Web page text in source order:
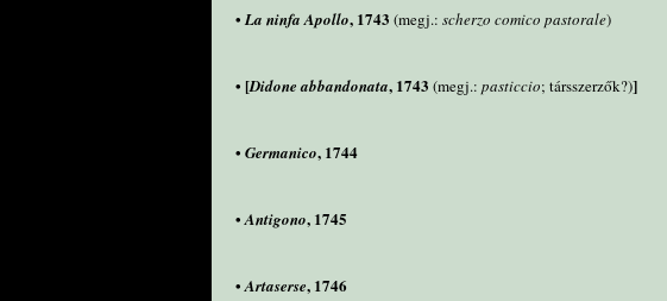
•La ninfa Apollo, 1743 (megj.: scherzo comico pastorale)
• [Didone abbandonata, 1743 (megj.: pasticcio; társszerzők?)]
• Germanico, 1744
•Antigono, 1745
•Artaserse, 1746